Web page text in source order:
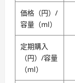
価格（円）/
容量（ml）
定期購入
（円）/容量
（ml）